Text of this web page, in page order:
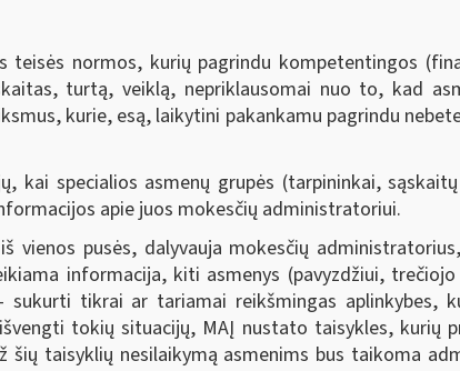
normos, kurių pagrindu kompetentingos
turtą, veiklą, nepriklausomai nuo to, kad
kurie, esą, laikytini pakankamu pagrindu
kai specialios asmenų grupės (tarpininkai,
apie juos mokesčių administratoriui.
vienos pusės, dalyvauja mokesčių
informacija, kiti asmenys (pavyzdžiui,
tikrai ar tariamai reikšmingas aplinkybes,
tokių situacijų, MAĮ nustato taisykles, kurių
taisyklių nesilaikymą asmenims bus taikoma